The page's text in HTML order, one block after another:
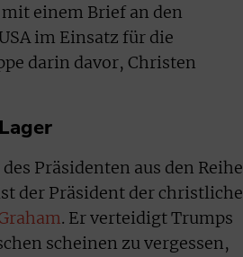
einem Brief an den
im Einsatz für die
darin davor, Christen
Präsidenten aus den
der Präsident der
. Er verteidigt Trumps
scheinen zu vergessen,